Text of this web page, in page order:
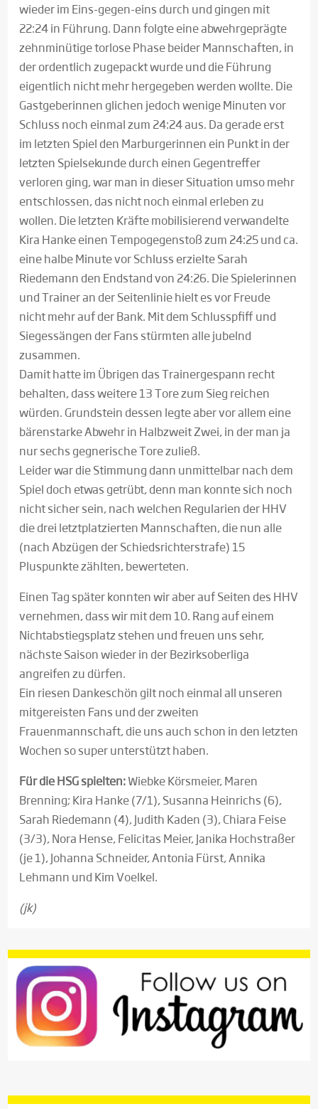
wieder im Eins-gegen-eins durch und gingen mit
22:24 in Führung. Dann folgte eine abwehrgeprägte
zehnminütige torlose Phase beider Mannschaften, in
der ordentlich zugepackt wurde und die Führung
eigentlich nicht mehr hergegeben werden wollte. Die
Gastgeberinnen glichen jedoch wenige Minuten vor
Schluss noch einmal zum 24:24 aus. Da gerade erst
im letzten Spiel den Marburgerinnen ein Punkt in der
letzten Spielsekunde durch einen Gegentreffer
verloren ging, war man in dieser Situation umso mehr
entschlossen, das nicht noch einmal erleben zu
wollen. Die letzten Kräfte mobilisierend verwandelte
Kira Hanke einen Tempogegenstoß zum 24:25 und ca.
eine halbe Minute vor Schluss erzielte Sarah
Riedemann den Endstand von 24:26. Die Spielerinnen
und Trainer an der Seitenlinie hielt es vor Freude
nicht mehr auf der Bank. Mit dem Schlusspfiff und
Siegessängen der Fans stürmten alle jubelnd
zusammen.
Damit hatte im Übrigen das Trainergespann recht
behalten, dass weitere 13 Tore zum Sieg reichen
würden. Grundstein dessen legte aber vor allem eine
bärenstarke Abwehr in Halbzweit Zwei, in der man ja
nur sechs gegnerische Tore zuließ.
Leider war die Stimmung dann unmittelbar nach dem
Spiel doch etwas getrübt, denn man konnte sich noch
nicht sicher sein, nach welchen Regularien der HHV
die drei letztplatzierten Mannschaften, die nun alle
(nach Abzügen der Schiedsrichterstrafe) 15
Pluspunkte zählten, bewerteten.
Einen Tag später konnten wir aber auf Seiten des HHV
vernehmen, dass wir mit dem 10. Rang auf einem
Nichtabstiegsplatz stehen und freuen uns sehr,
nächste Saison wieder in der Bezirksoberliga
angreifen zu dürfen.
Ein riesen Dankeschön gilt noch einmal all unseren
mitgereisten Fans und der zweiten
Frauenmannschaft, die uns auch schon in den letzten
Wochen so super unterstützt haben.
Für die HSG spielten:Wiebke Körsmeier, Maren
Brenning; Kira Hanke (7/1), Susanna Heinrichs (6),
Sarah Riedemann (4), Judith Kaden (3), Chiara Feise
(3/3), Nora Hense, Felicitas Meier, Janika Hochstraßer
(je 1), Johanna Schneider, Antonia Fürst, Annika
Lehmann und Kim Voelkel.
(jk)